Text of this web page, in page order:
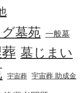
墓苑 一般墓
墓じまい
宇宙葬 宇宙葬 助成金